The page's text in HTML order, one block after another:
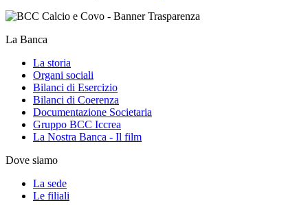
La Banca
La storia
Organi sociali
Bilanci di Esercizio
Bilanci di Coerenza
Documentazione Societaria
Gruppo BCC Iccrea
La Nostra Banca - Il film
Dove siamo
La sede
Le filiali